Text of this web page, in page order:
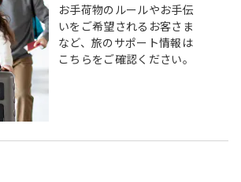
お手荷物のルールやお手伝
いをご希望されるお客さま
など、旅のサポート情報は
こちらをご確認ください。